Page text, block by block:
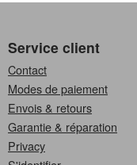
Service client
Contact
Modes de paiement
Envois & retours
Garantie & réparation
Privacy